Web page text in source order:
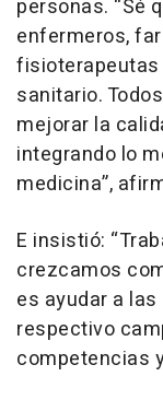
personas. “Sé
enfermeros,
fisioterapeutas
sanitario.
mejorar la
integrando lo
medicina”,
E insistió:
crezcamos
es ayudar a
respectivo
competencias